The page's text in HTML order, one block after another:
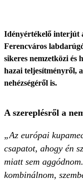
Idényértékelő interjút
Ferencváros
sikeres nemzetközi és
hazai teljesítményről,
nehézségéről is.
A szereplésről a
„Az európai
csapatot, ahogy én
miatt sem
kombinálnom,